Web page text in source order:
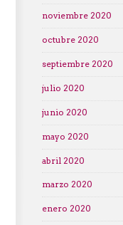
noviembre 2020
octubre 2020
septiembre 2020
julio 2020
junio 2020
mayo 2020
abril 2020
marzo 2020
enero 2020